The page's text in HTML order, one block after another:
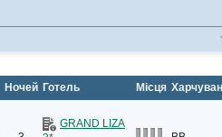
Ночей Готель Місця
GRAND LIZA